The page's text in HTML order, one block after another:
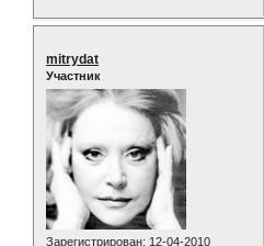
mitrydat
Участник
Зарегистрирован: 12-04-2010